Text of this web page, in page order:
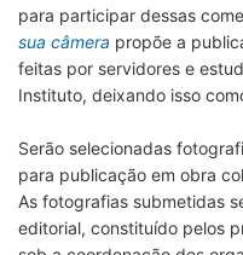
para participar dessas
sua câmera propõe a
feitas por servidores e
Instituto, deixando isso
Serão selecionadas
para publicação em obra
As fotografias submetidas
editorial, constituído pelos